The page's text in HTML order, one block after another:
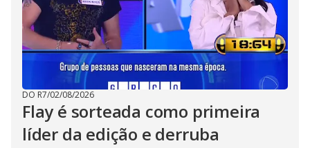
DO R7/02/08/2026
Flay é sorteada como primeira
líder da edição e derruba